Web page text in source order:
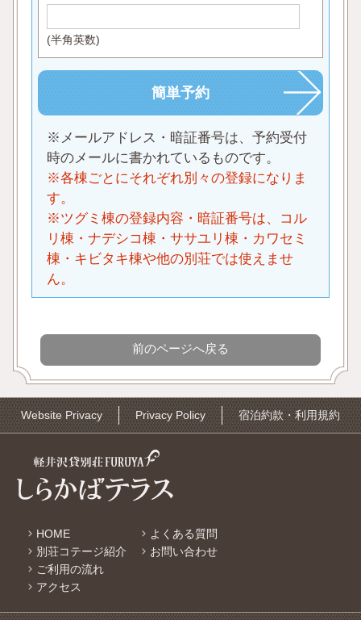
(半角英数)
※メールアドレス・暗証番号は、予約受付
時のメールに書かれているものです。
※各棟ごとにそれぞれ別々の登録になりま
す。
※ツグミ棟の登録内容・暗証番号は、コル
リ棟・ナデシコ棟・ササユリ棟・カワセミ
棟・キビタキ棟や他の別荘では使えませ
ん。
Website Privacy Privacy Policy 宿泊約款・利用規約
HOME
別荘コテージ紹介
ご利用の流れ
アクセス
よくある質問
お問い合わせ